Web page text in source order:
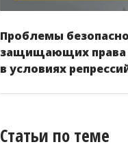
Проблемы
защищающих права
в условиях
Статьи по теме